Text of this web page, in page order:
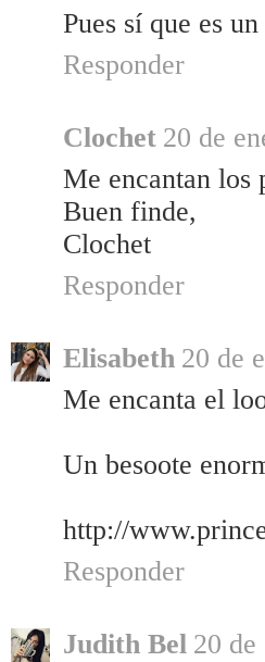
Pues sí que es
Responder
Clochet 20 de
Me encantan los
Buen finde,
Clochet
Responder
Elisabeth 20 de
Me encanta el
Un besoote
http://
Responder
Judith Bel 20 de